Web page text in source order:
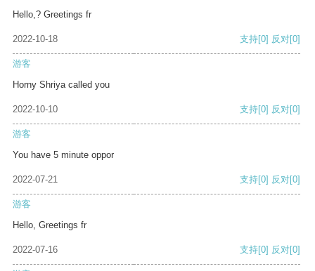
Hello,? Greetings fr
2022-10-18 支持[0] 反对[0]
游客
Horny Shriya called you
2022-10-10 支持[0] 反对[0]
游客
You have 5 minute oppor
2022-07-21 支持[0] 反对[0]
游客
Hello, Greetings fr
2022-07-16 支持[0] 反对[0]